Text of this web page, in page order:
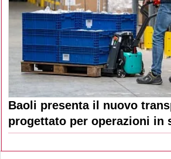
Baoli presenta il nuovo
progettato per operazioni in